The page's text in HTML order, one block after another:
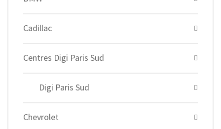
Cadillac
Centres Digi Paris Sud
Digi Paris Sud
Chevrolet